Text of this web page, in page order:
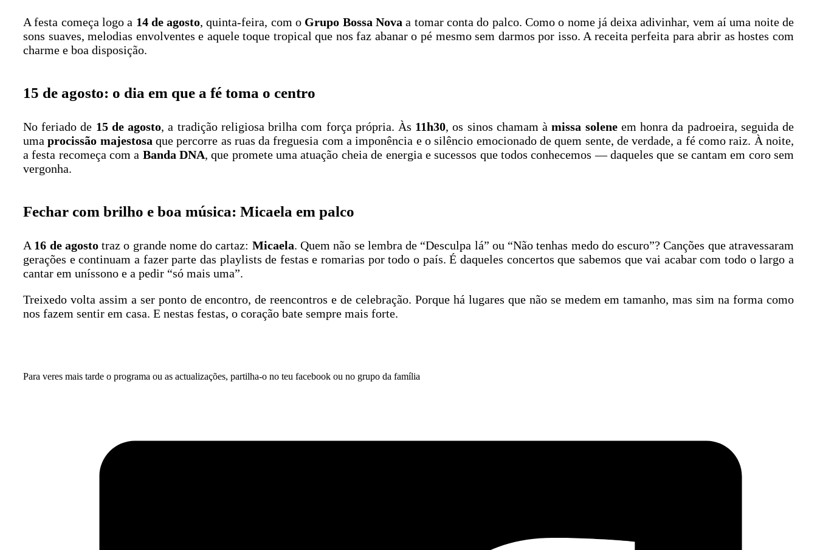
A festa começa logo a 14 de agosto, quinta-feira, com o Grupo Bossa Nova a tomar conta do palco. Como o nome já deixa adivinhar, vem aí uma noite de
sons suaves, melodias envolventes e aquele toque tropical que nos faz abanar o pé mesmo sem darmos por isso. A receita perfeita para abrir as hostes com
charme e boa disposição.
15 de agosto: o dia em que a fé toma o centro
No feriado de 15 de agosto, a tradição religiosa brilha com força própria. Às 11h30, os sinos chamam àmissa soleneem honra da padroeira, seguida de
umaprocissão majestosa que percorre as ruas da freguesia com a imponência e o silêncio emocionado de quem sente, de verdade, a fé como raiz. À noite,
a festa recomeça com a Banda DNA, que promete uma atuação cheia de energia e sucessos que todos conhecemos — daqueles que se cantam em coro sem
vergonha.
Fechar com brilho e boa música: Micaela em palco
A 16 de agostotraz o grande nome do cartaz: Micaela. Quem não se lembra de “Desculpa lá” ou “Não tenhas medo do escuro”? Canções que atravessaram
gerações e continuam a fazer parte das playlists de festas e romarias por todo o país. É daqueles concertos que sabemos que vai acabar com todo o largo a
cantar em uníssono e a pedir “só mais uma”.
Treixedo volta assim a ser ponto de encontro, de reencontros e de celebração. Porque há lugares que não se medem em tamanho, mas sim na forma como
nos fazem sentir em casa. E nestas festas, o coração bate sempre mais forte.
Para veres mais tarde o programa ou as actualizações, partilha-o no teu facebook ou no grupo da família